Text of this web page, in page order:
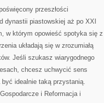
przeszłości
dynastii piastowskiej aż po XXI
w którym opowieść spotyka się z
układają się w zrozumiałą
Jeśli szukasz wiarygodnego
chcesz uchwycić sens
idealnie taką przystanią.
i Reformacja i